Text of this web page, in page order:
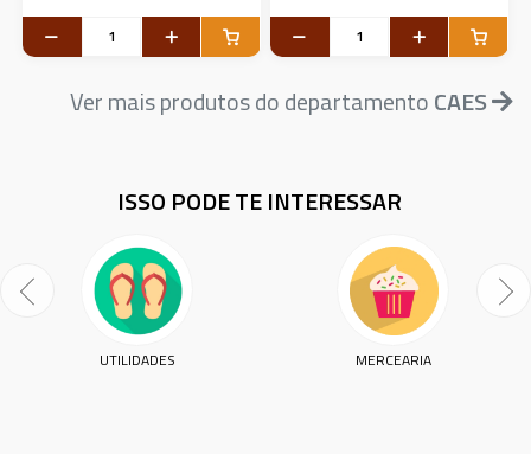
Ver mais produtos do departamentoCAES
ISSO PODE TE INTERESSAR
UTILIDADES MERCEARIA